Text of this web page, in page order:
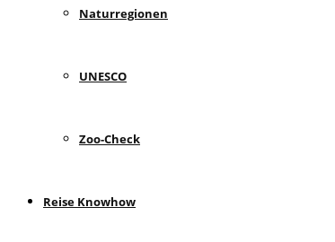
Naturregionen
UNESCO
Zoo-Check
Reise Knowhow